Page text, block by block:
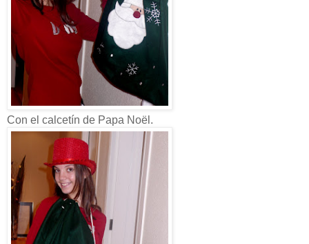
Con el calcetín de Papa Noël.